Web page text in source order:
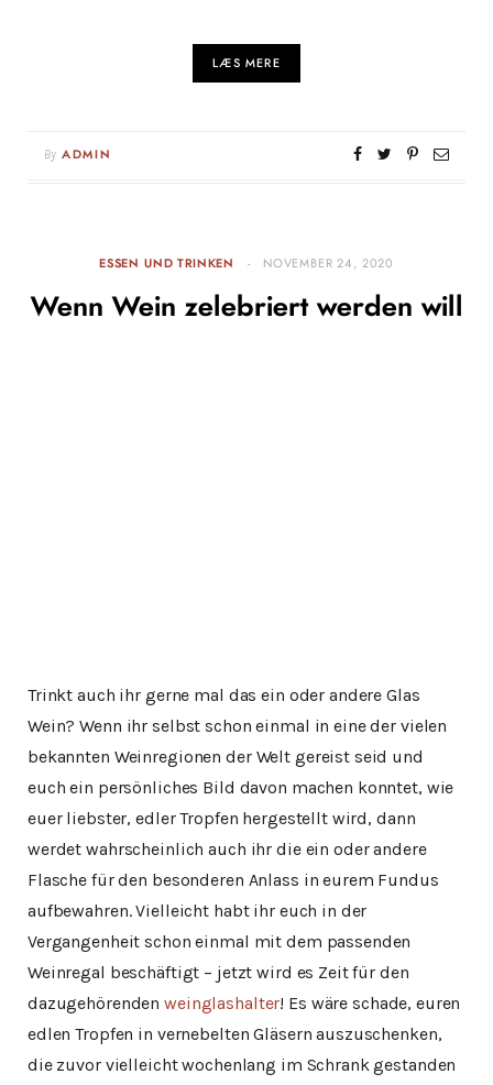
LÆS MERE
By ADMIN
ESSEN UND TRINKEN NOVEMBER 24, 2020
Wenn Wein zelebriert werden will
Trinkt auch ihr gerne mal das ein oder andere Glas
Wein? Wenn ihr selbst schon einmal in eine der vielen
bekannten Weinregionen der Welt gereist seid und
euch ein persönliches Bild davon machen konntet, wie
euer liebster, edler Tropfen hergestellt wird, dann
werdet wahrscheinlich auch ihr die ein oder andere
Flasche für den besonderen Anlass in eurem Fundus
aufbewahren. Vielleicht habt ihr euch in der
Vergangenheit schon einmal mit dem passenden
Weinregal beschäftigt – jetzt wird es Zeit für den
dazugehörendenweinglashalter! Es wäre schade, euren
edlen Tropfen in vernebelten Gläsern auszuschenken,
die zuvor vielleicht wochenlang im Schrank gestanden